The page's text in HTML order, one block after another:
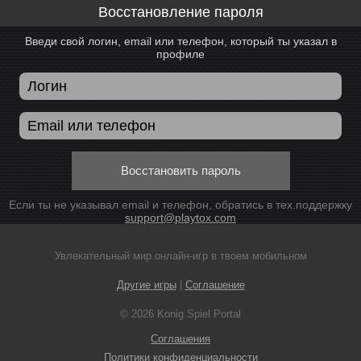
Восстановление пароля
Введи свой логин, email или телефон, который ты указал в
профиле
Восстановить пароль
Если ты не указывал email и телефон, обратись в тех.поддержку
support@playtox.com
Увлекательный мир онлайн-игр в твоем мобильном
Другие игры| Соглашение
© 2026 Konig Spiel Portal
Соглашения
Политики конфиденциальности